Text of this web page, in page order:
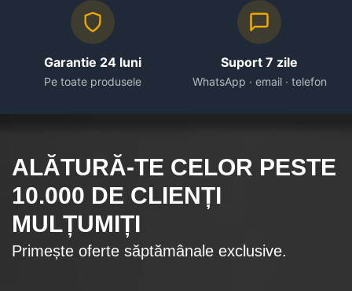
Garantie 24 luni
Pe toate produsele
Suport 7 zile
WhatsApp · email · telefon
ALĂTURĂ-TE CELOR PESTE
10.000 DE CLIENȚI
MULȚUMIȚI
Primește oferte săptămânale exclusive.